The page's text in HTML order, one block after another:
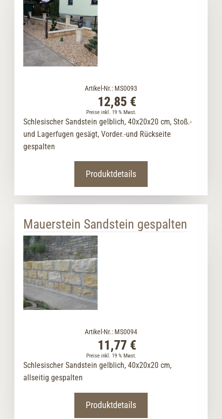
Artikel-Nr.: MS0093
12,85 €
Preise inkl. 19 % Mwst.
Schlesischer Sandstein gelblich, 40x20x20 cm, Stoß.-
und Lagerfugen gesägt, Vorder.-und Rückseite
gespalten
Produktdetails
Mauerstein Sandstein gespalten
Artikel-Nr.: MS0094
11,77 €
Preise inkl. 19 % Mwst.
Schlesischer Sandstein gelblich, 40x20x20 cm,
allseitig gespalten
Produktdetails